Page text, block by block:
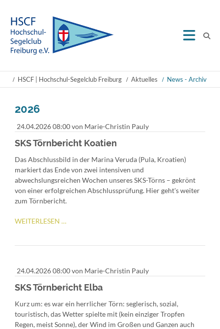
HSCF | Hochschul-Segelclub Freiburg Aktuelles News - Archiv
2026
24.04.2026 08:00von Marie-Christin Pauly
SKS Törnbericht Koatien
Das Abschlussbild in der Marina Veruda (Pula, Kroatien)
markiert das Ende von zwei intensiven und
abwechslungsreichen Wochen unseres SKS-Törns – gekrönt
von einer erfolgreichen Abschlussprüfung. Hier geht's weiter
zum Törnbericht.
WEITERLESEN …
24.04.2026 08:00von Marie-Christin Pauly
SKS Törnbericht Elba
Kurz um: es war ein herrlicher Törn: seglerisch, sozial,
touristisch, das Wetter spielte mit (kein einziger Tropfen
Regen, meist Sonne), der Wind im Großen und Ganzen auch